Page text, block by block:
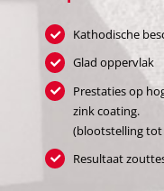
Kathodische
Glad oppervlak
Prestaties op
zink coating.
(blootstelling tot
Resultaat